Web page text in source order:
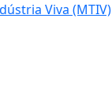
Viva (MTIV)